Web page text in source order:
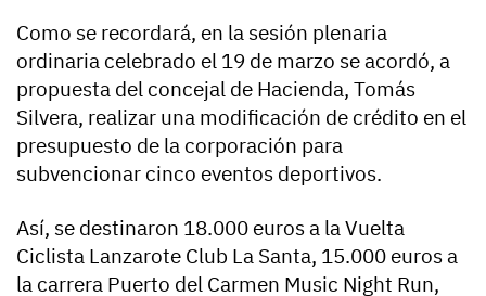
Como se recordará, en la sesión plenaria
ordinaria celebrado el 19 de marzo se acordó, a
propuesta del concejal de Hacienda, Tomás
Silvera, realizar una modificación de crédito en el
presupuesto de la corporación para
subvencionar cinco eventos deportivos.
Así, se destinaron 18.000 euros a la Vuelta
Ciclista Lanzarote Club La Santa, 15.000 euros a
la carrera Puerto del Carmen Music Night Run,